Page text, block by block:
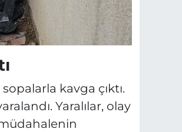
kavga çıktı.
Yaralılar, olay